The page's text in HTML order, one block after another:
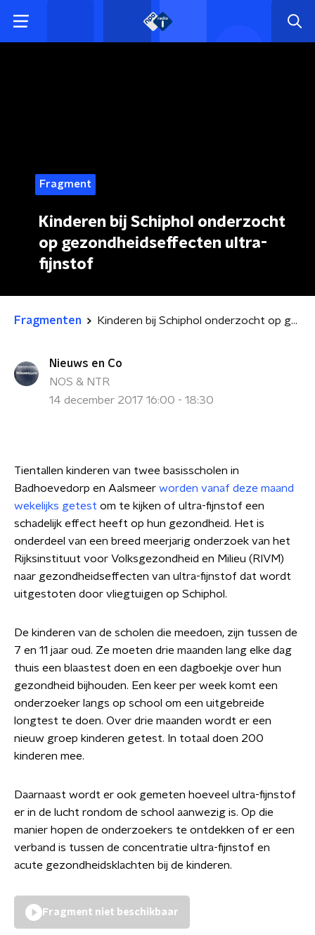
Fragment
Kinderen bij Schiphol onderzocht
op gezondheidseffecten ultra-
fijnstof
Fragmenten Kinderen bij Schiphol onderzocht op gezondheidseffecten ultra-fijnstof
Nieuws en Co
NOS & NTR
14 december 2017 16:00 - 18:30
Tientallen kinderen van twee basisscholen in
Badhoevedorp en Aalsmeer worden vanaf deze maand
wekelijks getest om te kijken of ultra-fijnstof een
schadelijk effect heeft op hun gezondheid. Het is
onderdeel van een breed meerjarig onderzoek van het
Rijksinstituut voor Volksgezondheid en Milieu (RIVM)
naar gezondheidseffecten van ultra-fijnstof dat wordt
uitgestoten door vliegtuigen op Schiphol.
De kinderen van de scholen die meedoen, zijn tussen de
7 en 11 jaar oud. Ze moeten drie maanden lang elke dag
thuis een blaastest doen en een dagboekje over hun
gezondheid bijhouden. Een keer per week komt een
onderzoeker langs op school om een uitgebreide
longtest te doen. Over drie maanden wordt er een
nieuw groep kinderen getest. In totaal doen 200
kinderen mee.
Daarnaast wordt er ook gemeten hoeveel ultra-fijnstof
er in de lucht rondom de school aanwezig is. Op die
manier hopen de onderzoekers te ontdekken of er een
verband is tussen de concentratie ultra-fijnstof en
acute gezondheidsklachten bij de kinderen.
Fragment niet beschikbaar